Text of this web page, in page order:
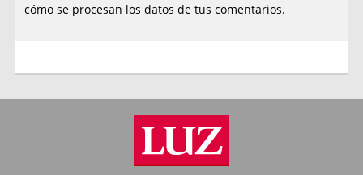
cómo se procesan los datos de tus comentarios.